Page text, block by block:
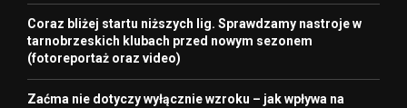
Coraz bliżej startu niższych lig. Sprawdzamy nastroje w
tarnobrzeskich klubach przed nowym sezonem
(fotoreportaż oraz video)
Zaćma nie dotyczy wyłącznie wzroku – jak wpływa na